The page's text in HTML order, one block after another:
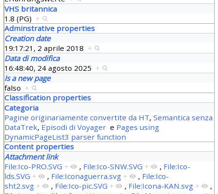
VHS britannica
1.8 (PG) +
Adminstrative properties
Creation date
19:17:21, 2 aprile 2018 +
Data di modifica
16:48:40, 24 agosto 2025 +
Is a new page
falso +
Classification properties
Categoria
Pagine originariamente convertite da HT, Semantica senza
DataTrek, Episodi di Voyagere Pages using
DynamicPageList3 parser function
Content properties
Attachment link
File:Ico-PRO.SVG + , File:Ico-SNW.SVG + , File:Ico-
lds.SVG + , File:Iconaguerra.svg + , File:Ico-
sht2.svg + , File:Ico-pic.SVG + , File:Icona-KAN.svg +
,